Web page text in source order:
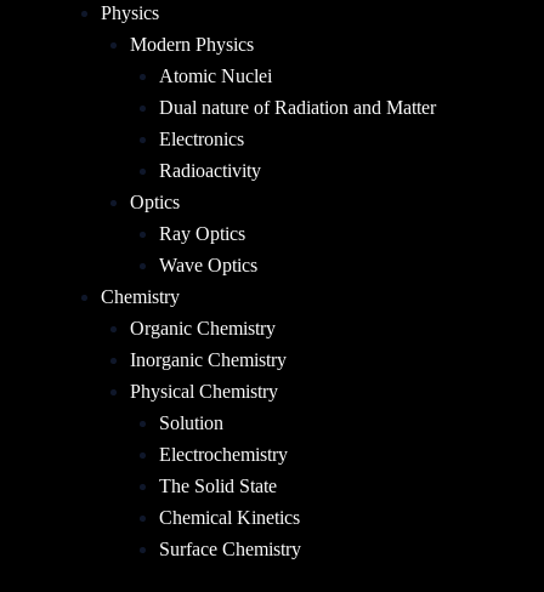
Physics
Modern Physics
Atomic Nuclei
Dual nature of Radiation and Matter
Electronics
Radioactivity
Optics
Ray Optics
Wave Optics
Chemistry
Organic Chemistry
Inorganic Chemistry
Physical Chemistry
Solution
Electrochemistry
The Solid State
Chemical Kinetics
Surface Chemistry